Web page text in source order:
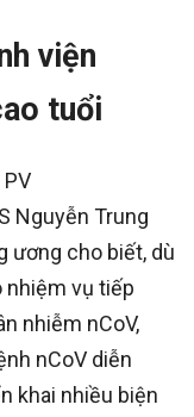
viện
tuổi
Nguyễn Trung
ương cho biết, dù
nhiệm vụ tiếp
nhiễm nCoV,
nCoV diễn
khai nhiều biện